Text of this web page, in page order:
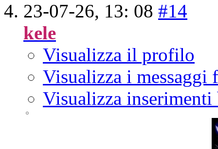
23-07-26, 13: 08 #14
kele
Visualizza il profilo
Visualizza i messaggi
Visualizza inserimenti